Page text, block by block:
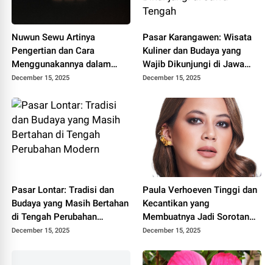
Nuwun Sewu Artinya
Pengertian dan Cara
Menggunakannya dalam
Bahasa Jawa
December 15, 2025
Pasar Karangawen: Wisata
Kuliner dan Budaya yang
Wajib Dikunjungi di Jawa
Tengah
December 15, 2025
Pasar Lontar: Tradisi dan
Budaya yang Masih Bertahan
di Tengah Perubahan
Modern
December 15, 2025
Paula Verhoeven Tinggi dan
Kecantikan yang
Membuatnya Jadi Sorotan
Dunia
December 15, 2025